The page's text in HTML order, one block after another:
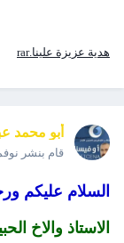
هدية عزيزة علينا.rar
أبو محمد
قام بنشر نوفمبر
السلام عليكم
الاستاذ والاخ